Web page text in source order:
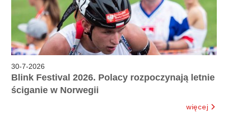
30-7-2026
Blink Festival 2026. Polacy rozpoczynają letnie
ściganie w Norwegii
więcej